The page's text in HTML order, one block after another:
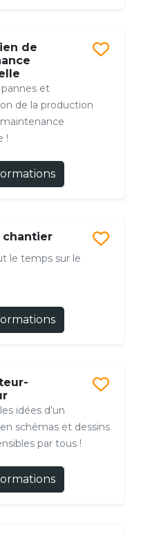
de
et
de la production
!
chantier
le temps sur le
idées d’un
schémas et dessins
par tous !